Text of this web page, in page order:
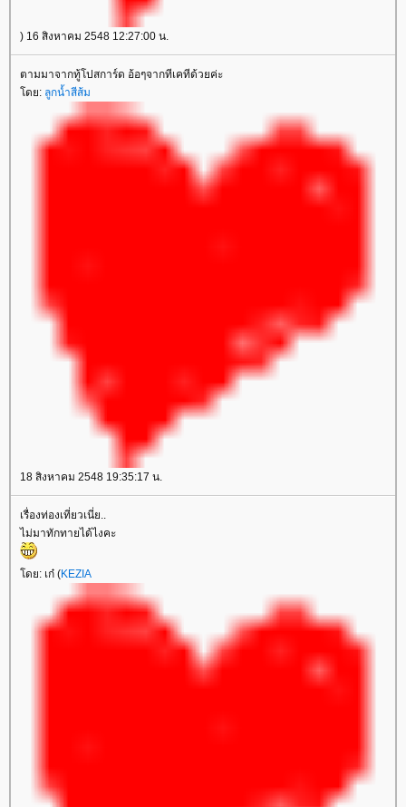
) 16 สิงหาคม 2548 12:27:00 น.
ตามมาจากทู้โปสการ์ด อ้อๆจากทีเคทีด้วยค่ะ
ดย: ลูกน้ำสีส้ม
18 สิงหาคม 2548 19:35:17 น.
เรื่องท่องเที่ยวเนี่ย..
ไม่มาทักทายได้ไงคะ
ดย: เก๋ (KEZIA